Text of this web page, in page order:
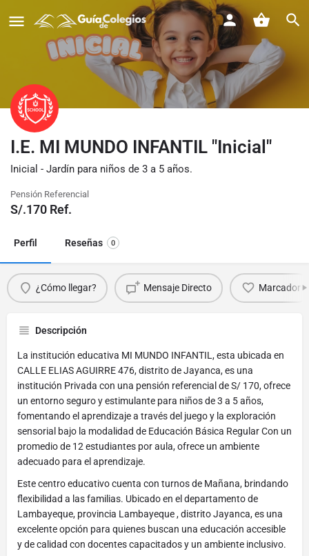
I.E. MI MUNDO INFANTIL "Inicial"
Inicial - Jardín para niños de 3 a 5 años.
Pensión Referencial
S/.170 Ref.
Perfil Reseñas 0
¿Cómo llegar? Mensaje Directo Marcador
Descripción
La institución educativa MI MUNDO INFANTIL, esta ubicada en
CALLE ELIAS AGUIRRE 476, distrito de Jayanca, es una
institución Privada con una pensión referencial de S/ 170, ofrece
un entorno seguro y estimulante para niños de 3 a 5 años,
fomentando el aprendizaje a través del juego y la exploración
sensorial bajo la modalidad de Educación Básica Regular Con un
promedio de 12 estudiantes por aula, ofrece un ambiente
adecuado para el aprendizaje.
Este centro educativo cuenta con turnos de Mañana, brindando
flexibilidad a las familias. Ubicado en el departamento de
Lambayeque, provincia Lambayeque , distrito Jayanca, es una
excelente opción para quienes buscan una educación accesible
y de calidad con docentes capacitados y un ambiente inclusivo.